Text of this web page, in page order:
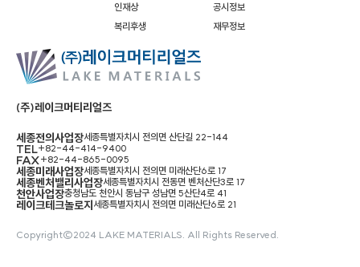
(주)레이크머티리얼즈
세종전의사업장세종특별자치시 전의면 산단길 22-144
TEL+82-44-414-9400
FAX+82-44-865-0095
세종미래사업장세종특별자치시 전의면 미래산단6로 17
세종벤처밸리사업장세종특별자치시 전동면 벤처산단3로 17
천안사업장충청남도 천안시 동남구 성남면 5산단4로 41
레이크테크놀로지세종특별자치시 전의면 미래산단6로 21
Copyright©2024 LAKE MATERIALS. All Rights Reserved.
인재상
복리후생
공시정보
재무정보